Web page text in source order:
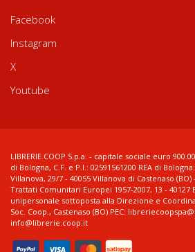
Facebook
Instagram
X
Youtube
LIBRERIE.COOP S.p.a. - capitale sociale euro
di Bologna, C.F. e P.I.: 02591561200 REA di
Villanova, 29/7 - 40055 Villanova di Castenaso (BO)
Trattati Comunitari Europei 1957-2007, 13 - 40127
unipersonale sottoposta alla Direzione e
Soc. Coop., Castenaso (BO) PEC:
info@librerie.coop.it